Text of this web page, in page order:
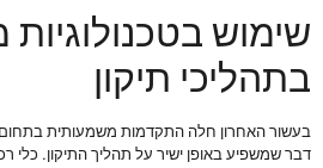
שימוש
בתהליכי תיקון
בעשור האחרון חלה התקדמות משמעותית בתחום
דבר שמשפיע באופן ישיר על תהליך התיקון. כלי